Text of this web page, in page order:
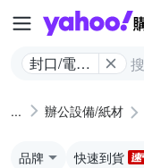
封口/電動
辦公設備/紙材
品牌 快速到貨